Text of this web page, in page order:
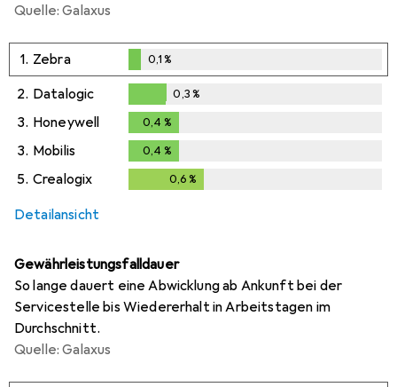
Quelle: Galaxus
1. Zebra
0,1%
0,1%
2. Datalogic
0,3%
0,3%
3. Honeywell 0,4 %
3. Mobilis 0,4 %
5. Crealogix 0,6 %
Detailansicht
Gewährleistungsfalldauer
So lange dauert eine Abwicklung ab Ankunft bei der
Servicestelle bis Wiedererhalt in Arbeitstagen im
Durchschnitt.
Quelle: Galaxus